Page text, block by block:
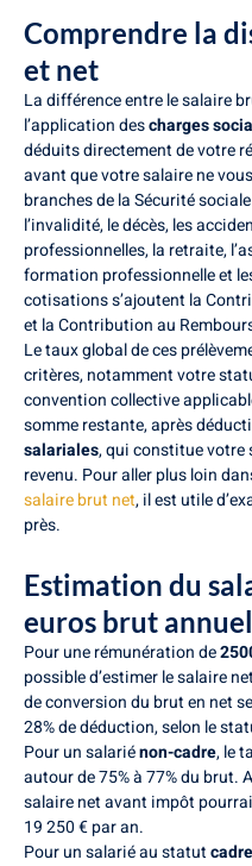
Comprendre la
et net
La différence entre le salaire
l’application descharges
déduits directement de votre
avant que votre salaire ne
branches de la Sécurité
l’invalidité, le décès, les
professionnelles, la retraite,
formation professionnelle et
cotisations s’ajoutent la
et la Contribution au
Le taux global de ces
critères, notamment votre
convention collective
somme restante, après
salariales, qui constitue votre
revenu. Pour aller plus loin
salaire brut net, il est utile
près.
Estimation du
euros brut annuel
Pour une rémunération de
possible d’estimer le salaire
de conversion du brut en net
28% de déduction, selon le
Pour un salariénon-cadre, le
autour de 75% à 77% du brut.
salaire net avant impôt
19 250 € par an.
Pour un salarié au statutcadre